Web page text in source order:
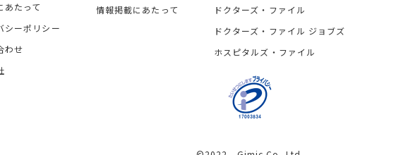
あたって
シーポリシー
わせ
情報掲載にあたって
ドクターズ・ファイル
ドクターズ・ファイル ジョブズ
ホスピタルズ・ファイル